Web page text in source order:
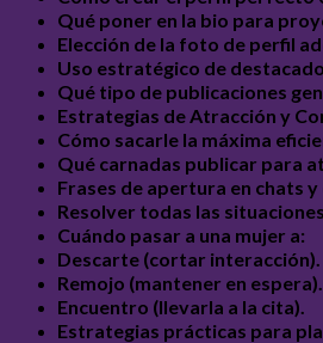
Qué poner en la bio para
Elección de la foto de perfil
Uso estratégico de
Qué tipo de publicaciones
Estrategias de Atracción y
Cómo sacarle la máxima
Qué carnadas publicar para
Frases de apertura en chats y
Resolver todas las
Cuándo pasar a una mujer a:
Descarte (cortar interacción).
Remojo (mantener en espera).
Encuentro (llevarla a la cita).
Estrategias prácticas para